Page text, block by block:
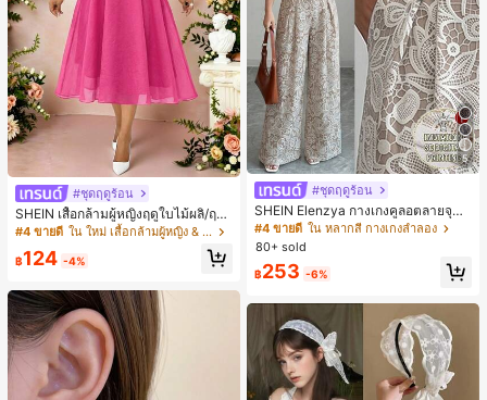
#ชุดฤดูร้อน
SHEIN เสื้อกล้ามผู้หญิงฤดูใบไม้ผลิ/ฤดูร้
อน ใหม่ สไตล์มินิมอลลำลองหรูหรา สีบ
ล็อก ลายจุด คอวี แพตช์เวิร์ก ชายระบา
ย แขนกุด ทรงเข้ารูป อเนกประสงค์, เสื้อ
หญิง, เสื้อเที่ยวพักผ่อนผู้หญิง
#4 ขายดี ใน ใหม่ เสื้อกล้ามผู้หญิง & Camis
฿124 -4%
5
#ชุดฤดูร้อน
SHEIN Elenzya กางเกงคูลอตลายจุดเ
อวสูงแบบใหม่สำหรับฤดูใบไม้ผลิ/ฤดูร้อ
น, สไตล์หรูหราเหมาะสำหรับใส่ในชีวิต
ประจำวันและทำงาน, ให้ความรู้สึกวินเ
ทจสำหรับฤดูรับปริญญา, เทศกาลดนตร
ี, การแข่งม้าดาร์บี้, วันประกาศอิสรภาพ
#4 ขายดี ใน หลากสี กางเกงลำลอง
80+ sold
฿253 -6%